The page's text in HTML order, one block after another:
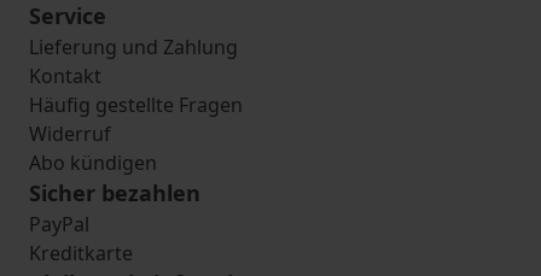
Service
Lieferung und Zahlung
Kontakt
Häufig gestellte Fragen
Widerruf
Abo kündigen
Sicher bezahlen
PayPal
Kreditkarte